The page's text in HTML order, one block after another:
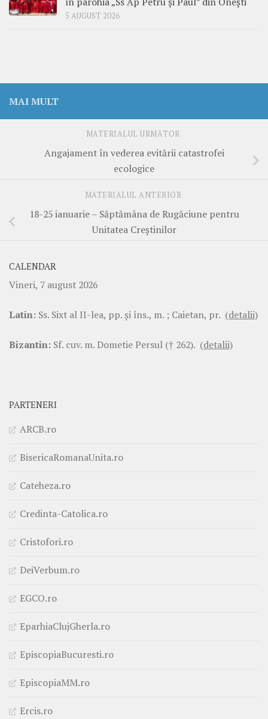
5 AUGUST 2026
MAI MULT
MATERIALUL URMĂTOR
Angajament în vederea evitării catastrofei
ecologice
MATERIALUL ANTERIOR
18-25 ianuarie – Săptămâna de Rugăciune pentru
Unitatea Creştinilor
CALENDAR
Vineri, 7 august 2026
Latin: Ss. Sixt al II-lea, pp. şi îns., m. ; Caietan, pr. (detalii)
Bizantin: Sf. cuv. m. Dometie Persul († 262). (detalii)
PARTENERI
ARCB.ro
BisericaRomanaUnita.ro
Cateheza.ro
Credinta-Catolica.ro
Cristofori.ro
DeiVerbum.ro
EGCO.ro
EparhiaClujGherla.ro
EpiscopiaBucuresti.ro
EpiscopiaMM.ro
Ercis.ro